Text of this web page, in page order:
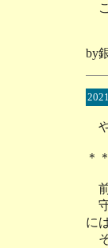
こ
by
や
＊
前
守
に
そ